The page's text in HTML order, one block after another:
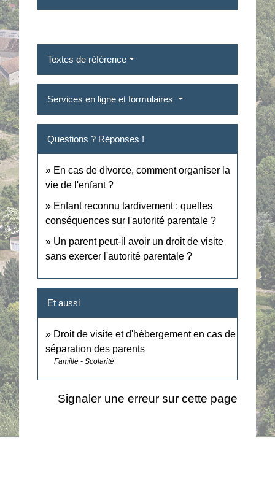
Textes de référence
Services en ligne et formulaires
Questions ? Réponses !
En cas de divorce, comment organiser la
vie de l'enfant ?
Enfant reconnu tardivement : quelles
conséquences sur l'autorité parentale ?
Un parent peut-il avoir un droit de visite
sans exercer l'autorité parentale ?
Et aussi
Droit de visite et d'hébergement en cas de
séparation des parents
Famille - Scolarité
Signaler une erreur sur cette page